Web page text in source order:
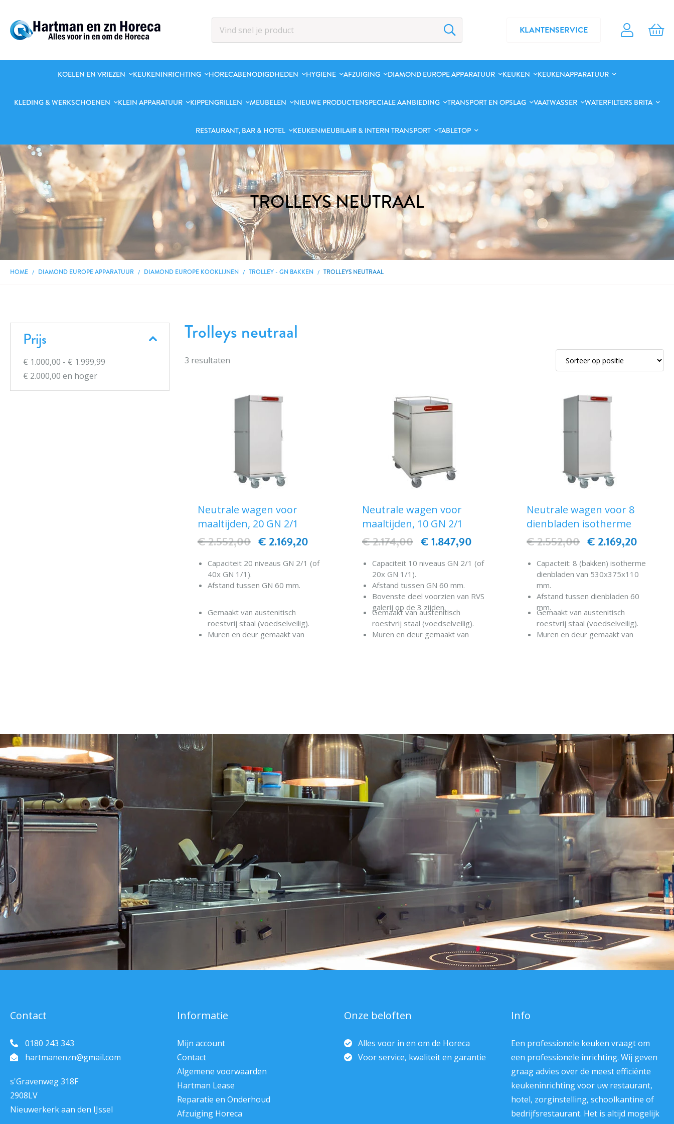
KLANTENSERVICE
KOELEN EN VRIEZEN KEUKENINRICHTING HORECABENODIGDHEDEN HYGIENE AFZUIGING DIAMOND EUROPE APPARATUUR KEUKEN KEUKENAPPARATUUR
KLEDING & WERKSCHOENEN KLEIN APPARATUUR KIPPENGRILLEN MEUBELEN NIEUWE PRODUCTENSPECIALE AANBIEDING TRANSPORT EN OPSLAG VAATWASSER WATERFILTERS BRITA
RESTAURANT, BAR & HOTEL KEUKENMEUBILAIR & INTERN TRANSPORT TABLETOP
TROLLEYS NEUTRAAL
HOME DIAMOND EUROPE APPARATUUR DIAMOND EUROPE KOOKLIJNEN TROLLEY - GN BAKKEN TROLLEYS NEUTRAAL
Trolleys neutraal
3 resultaten
Neutrale wagen voor
maaltijden, 20 GN 2/1
€ 2.169,20
€ 2.552,00
Capaciteit 20 niveaus GN 2/1 (of
40x GN 1/1).
Afstand tussen GN 60 mm.
Gemaakt van austenitisch
roestvrij staal (voedselveilig).
Muren en deur gemaakt van
Scharnieren met stop op
zelfsluitend mechanisme
voorkomen.
Zeer sterkehangrepen aan de
zijkant voor eenvoudige gebruik.
Uitgerust met 4 roestvrijstalen
wielen Ø 160 mm, waarvan 2
Rondomlopende stootbumper
met versterkte hoeken, zeer
bestendig en niet-markerend.
Neutrale wagen voor
maaltijden, 10 GN 2/1
€ 1.847,90
€ 2.174,00
Capaciteit 10 niveaus GN 2/1 (of
20x GN 1/1).
Afstand tussen GN 60 mm.
Bovenste deel voorzien van RVS
galerij op de 3 zijden.
Gemaakt van austenitisch
roestvrij staal (voedselveilig).
Muren en deur gemaakt van
Scharnieren met stop op
100°, zelfsluitend mechanisme
om warmteverlies te
voorkomen.
Zeer sterkehangrepen aan de
zijkant voor eenvoudige gebruik.
Uitgerust met 4 roestvrijstalen
wielen Ø 160 mm, waarvan 2
met rem, draaibaar en
Rondomlopende stootbumper
met versterkte hoeken, zeer
bestendig en niet-markerend.
Neutrale wagen voor 8
dienbladen isotherme
€ 2.169,20
€ 2.552,00
Capacteit: 8 (bakken) isotherme
dienbladen van 530x375x110
mm.
Afstand tussen dienbladen 60
mm.
Gemaakt van austenitisch
roestvrij staal (voedselveilig).
Muren en deur gemaakt van
Scharnieren met stop op
100°,zelfsluitend mechanisme
om warmteverlies te
voorkomen.
Zeer sterke hangrepen aan de
zijkant voor eenvoudige gebruik.
Uitgerust met 4 roestvrijstalen
wielen Ø 160 mm, waarvan 2
met rem, draaibaar en
geluidsdempend.
Rondomlopende stootbumper
met versterkte hoeken, zeer
bestendig en niet-markerend.
Prijs
€ 1.000,00 - € 1.999,99
€ 2.000,00 en hoger
Contact
0180 243 343
hartmanenzn@gmail.com
s'Gravenweg 318F
2908LV
Nieuwerkerk aan den IJssel
Informatie
Mijn account
Contact
Algemene voorwaarden
Hartman Lease
Reparatie en Onderhoud
Afzuiging Horeca
Onze beloften
Alles voor in en om de Horeca
Voor service, kwaliteit en garantie
Info
Een professionele keuken vraagt om
een professionele inrichting. Wij geven
graag advies over de meest efficiënte
keukeninrichting voor uw restaurant,
hotel, zorginstelling, schoolkantine of
bedrijfsrestaurant. Het is altijd mogelijk